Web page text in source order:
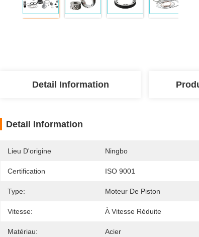
Detail Information
Detail Information
Lieu D'origine Ningbo
Certification ISO 9001
Type: Moteur De Piston
Vitesse: À Vitesse Réduite
Matériau: Acier